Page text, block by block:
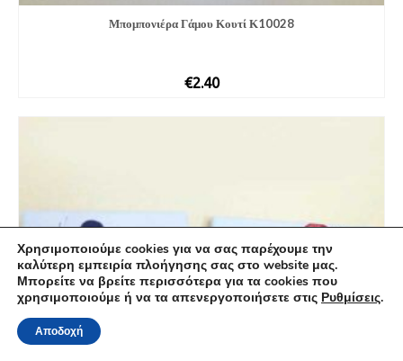
Μπομπονιέρα Γάμου Κουτί Κ10028
€2.40
Χρησιμοποιούμε cookies για να σας παρέχουμε την
καλύτερη εμπειρία πλοήγησης σας στο website μας.
Μπορείτε να βρείτε περισσότερα για τα cookies που
χρησιμοποιούμε ή να τα απενεργοποιήσετε στις Ρυθμίσεις.
Αποδοχή